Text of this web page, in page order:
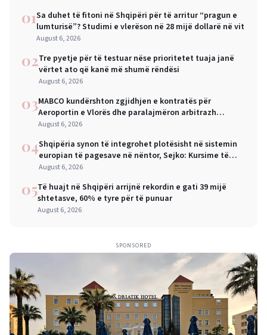
01Sa duhet të fitoni në Shqipëri për të arritur “pragun e
lumturisë”? Studimi e vlerëson në 28 mijë dollarë në vit
August 6, 2026
02Tre pyetje për të testuar nëse prioritetet tuaja janë
vërtet ato që kanë më shumë rëndësi
August 6, 2026
03MABCO kundërshton zgjidhjen e kontratës për
Aeroportin e Vlorës dhe paralajmëron arbitrazh
ndërkombëtar
August 6, 2026
04Shqipëria synon të integrohet plotësisht në sistemin
europian të pagesave në nëntor, Sejko: Kursime të
mëdha për qytetarët dhe bizneset
August 6, 2026
05Të huajt në Shqipëri arrijnë rekordin e gati 39 mijë
shtetasve, 60% e tyre për të punuar
August 6, 2026
SPONSORED